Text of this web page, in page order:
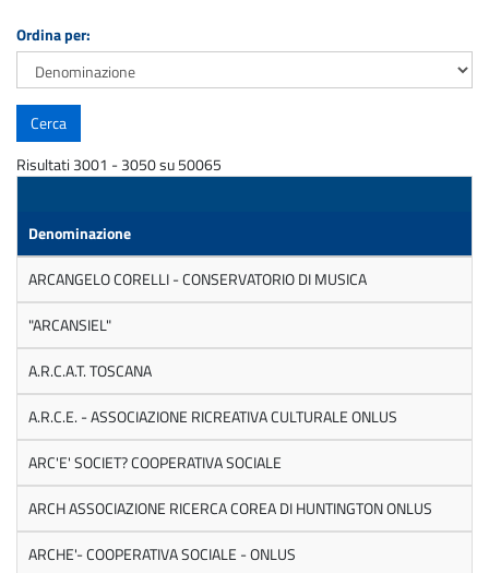
Ordina per:
Risultati 3001 - 3050 su 50065
Denominazione
ARCANGELO CORELLI - CONSERVATORIO DI MUSICA
"ARCANSIEL"
A.R.C.A.T. TOSCANA
A.R.C.E. - ASSOCIAZIONE RICREATIVA CULTURALE ONLUS
ARC'E' SOCIET? COOPERATIVA SOCIALE
ARCH ASSOCIAZIONE RICERCA COREA DI HUNTINGTON ONLUS
ARCHE'- COOPERATIVA SOCIALE - ONLUS